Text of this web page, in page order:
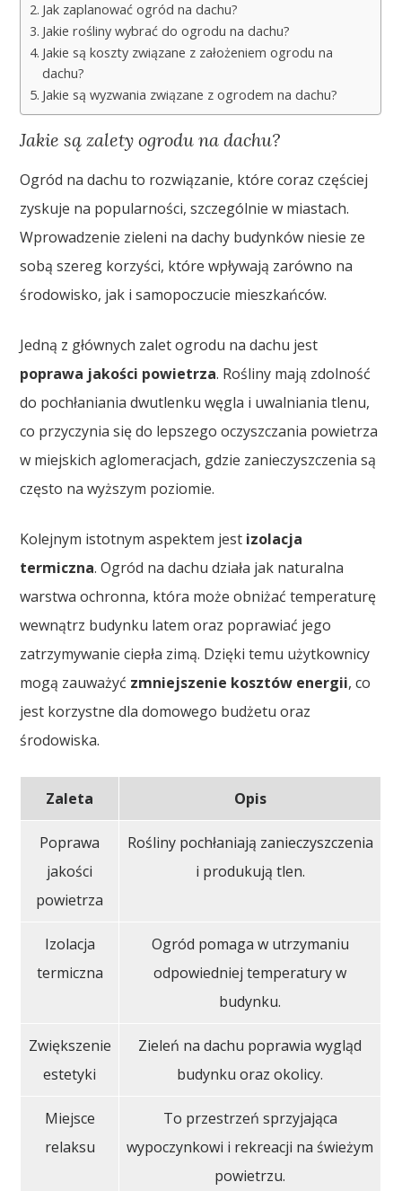
Jak zaplanować ogród na dachu?
Jakie rośliny wybrać do ogrodu na dachu?
Jakie są koszty związane z założeniem ogrodu na
dachu?
Jakie są wyzwania związane z ogrodem na dachu?
Jakie są zalety ogrodu na dachu?
Ogród na dachu to rozwiązanie, które coraz częściej
zyskuje na popularności, szczególnie w miastach.
Wprowadzenie zieleni na dachy budynków niesie ze
sobą szereg korzyści, które wpływają zarówno na
środowisko, jak i samopoczucie mieszkańców.
Jedną z głównych zalet ogrodu na dachu jest
poprawa jakości powietrza. Rośliny mają zdolność
do pochłaniania dwutlenku węgla i uwalniania tlenu,
co przyczynia się do lepszego oczyszczania powietrza
w miejskich aglomeracjach, gdzie zanieczyszczenia są
często na wyższym poziomie.
Kolejnym istotnym aspektem jest izolacja
termiczna. Ogród na dachu działa jak naturalna
warstwa ochronna, która może obniżać temperaturę
wewnątrz budynku latem oraz poprawiać jego
zatrzymywanie ciepła zimą. Dzięki temu użytkownicy
mogą zauważyć zmniejszenie kosztów energii, co
jest korzystne dla domowego budżetu oraz
środowiska.
Zaleta Opis
Poprawa
jakości
powietrza
Rośliny pochłaniają zanieczyszczenia
i produkują tlen.
Izolacja
termiczna
Ogród pomaga w utrzymaniu
odpowiedniej temperatury w
budynku.
Zwiększenie
estetyki
Zieleń na dachu poprawia wygląd
budynku oraz okolicy.
Miejsce
relaksu
To przestrzeń sprzyjająca
wypoczynkowi i rekreacji na świeżym
powietrzu.